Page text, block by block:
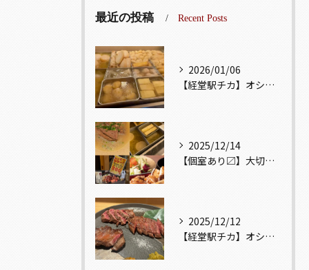
最近の投稿 Recent Posts
2026/01/06
【経堂駅チカ】オシャレ居酒屋🏮出汁が美味しいおでんがオススメ...
2025/12/14
【個室あり〼】大切な記念日、お祝い事でのご来店ぜひお待ちして...
2025/12/12
【経堂駅チカ】オシャレ居酒屋🏮自慢のお肉が楽しめる🐃お得なコ...